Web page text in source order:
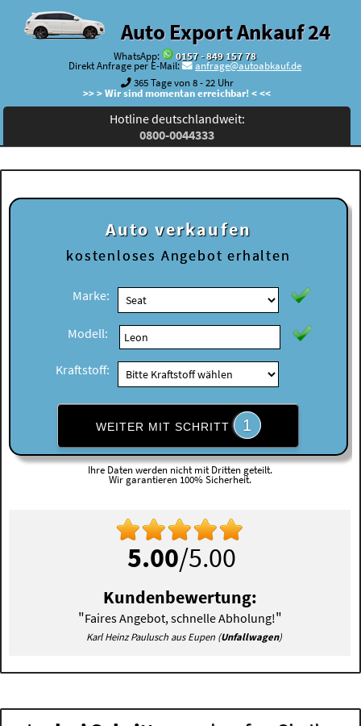
Auto Export Ankauf 24
WhatsApp:
0157 - 849 157 78
Direkt Anfrage per E-Mail:
anfrage@autoabkauf.de
365 Tage von 8 - 22 Uhr
>> > Wir sind momentan erreichbar! < <<
Hotline deutschlandweit:
0800-0044333
Auto verkaufen
kostenloses Angebot erhalten
Marke:
Modell:
Kraftstoff:
WEITER MIT SCHRITT 1
Ihre Daten werden nicht mit Dritten geteilt.
Wir garantieren 100% Sicherheit.
5.00/5.00
Kundenbewertung:
"Faires Angebot, schnelle Abholung!"
Karl Heinz Paulusch aus Eupen (Unfallwagen)